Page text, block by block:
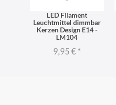
LED Filament
Leuchtmittel dimmbar
Kerzen Design E14 -
LM104
9,95 €*